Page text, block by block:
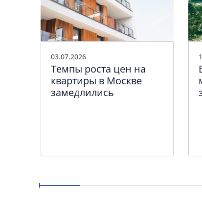
03.07.2026
Темпы роста цен на
квартиры в Москве
замедлились